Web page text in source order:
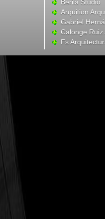
Berila Studio
Arquition
Gabriel
Calonge Ruiz
Fs